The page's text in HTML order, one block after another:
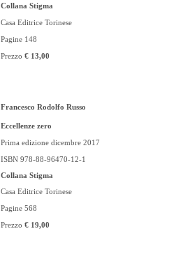
Collana Stigma
Casa Editrice Torinese
Pagine 148
Prezzo € 13,00
Francesco Rodolfo Russo
Eccellenze zero
Prima edizione dicembre 2017
ISBN 978-88-96470-12-1
Collana Stigma
Casa Editrice Torinese
Pagine 568
Prezzo € 19,00